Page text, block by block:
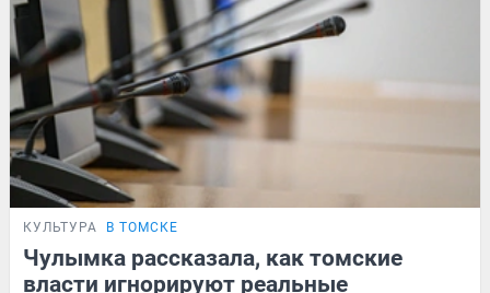
КУЛЬТУРА В ТОМСКЕ
Чулымка рассказала, как томские
власти игнорируют реальные